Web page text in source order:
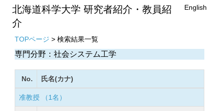
北海道科学大学 研究者紹介・教員紹
介
English
TOPページ > 検索結果一覧
専門分野：社会システム工学
No. 氏名(カナ)
准教授 （1名）